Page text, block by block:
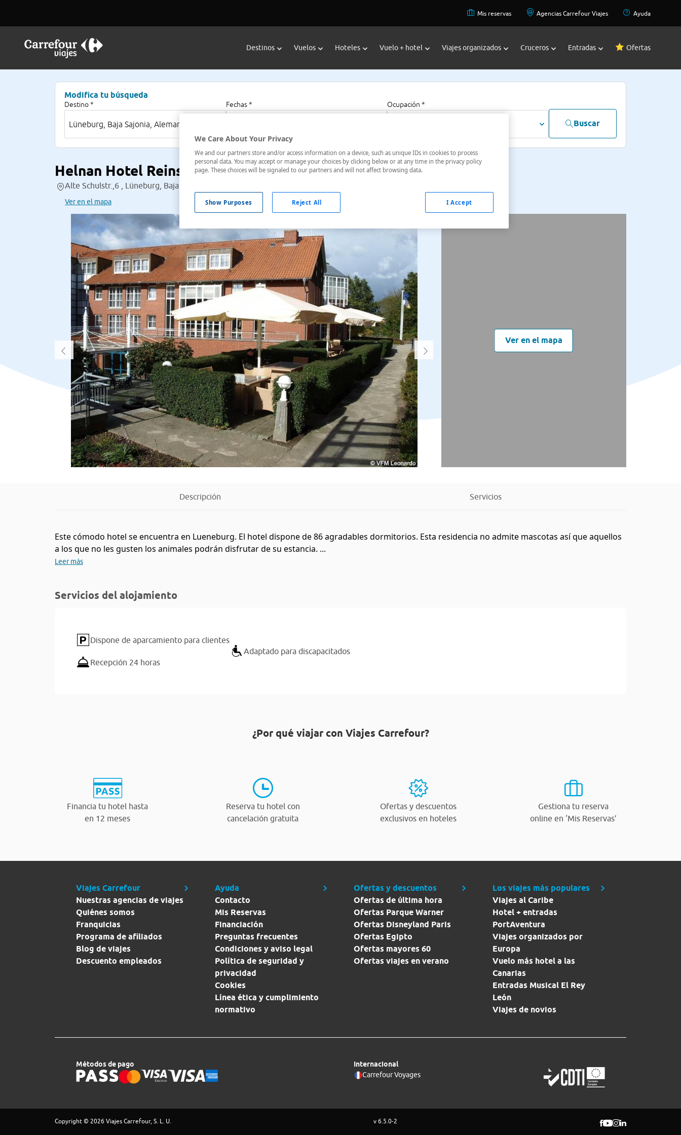
Mis reservas Agencias Carrefour Viajes Ayuda
Destinos Vuelos Hoteles Vuelo + hotel Viajes organizados Cruceros Entradas Ofertas
Modifica tu búsqueda
Destino * Fechas * Ocupación *
Buscar
Helnan Hotel Reinstorf
Alte Schulstr.,6 , Lüneburg, Baja Sajonia, Alemania
Ver en el mapa
Ver en el mapa
Descripción Servicios
Este cómodo hotel se encuentra en Lueneburg. El hotel dispone de 86 agradables dormitorios. Esta residencia no admite mascotas así que aquellos
a los que no les gusten los animales podrán disfrutar de su estancia. ...
Leer más
Servicios del alojamiento
Dispone de aparcamiento para clientes
Recepción 24 horas
Adaptado para discapacitados
¿Por qué viajar con Viajes Carrefour?
Financia tu hotel hasta
en 12 meses
Reserva tu hotel con
cancelación gratuita
Ofertas y descuentos
exclusivos en hoteles
Gestiona tu reserva
online en ‘Mis Reservas’
Viajes Carrefour
Nuestras agencias de viajes
Quiénes somos
Franquicias
Programa de afiliados
Blog de viajes
Descuento empleados
Ayuda
Contacto
Mis Reservas
Financiación
Preguntas frecuentes
Condiciones y aviso legal
Política de seguridad y
privacidad
Cookies
Línea ética y cumplimiento
normativo
Ofertas y descuentos
Ofertas de última hora
Ofertas Parque Warner
Ofertas Disneyland Paris
Ofertas Egipto
Ofertas mayores 60
Ofertas viajes en verano
Los viajes más populares
Viajes al Caribe
Hotel + entradas
PortAventura
Viajes organizados por
Europa
Vuelo más hotel a las
Canarias
Entradas Musical El Rey
León
Viajes de novios
Métodos de pago
Internacional
Carrefour Voyages
Copyright © 2026 Viajes Carrefour, S. L. U. v 6.5.0-2
We Care About Your Privacy
We and our partners store and/or access information on a device, such as unique IDs in cookies to process
personal data. You may accept or manage your choices by clicking below or at any time in the privacy policy
page. These choices will be signaled to our partners and will not affect browsing data.
Show Purposes Reject All I Accept